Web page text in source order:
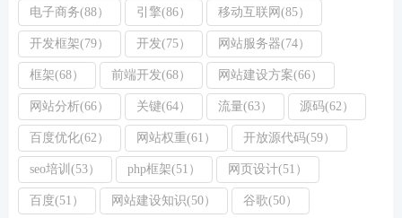
电子商务(88） 引擎(86） 移动互联网(85）
开发框架(79） 开发(75） 网站服务器(74）
框架(68） 前端开发(68） 网站建设方案(66）
网站分析(66） 关键(64） 流量(63） 源码(62）
百度优化(62） 网站权重(61） 开放源代码(59）
seo培训(53） php框架(51） 网页设计(51）
百度(51） 网站建设知识(50） 谷歌(50）